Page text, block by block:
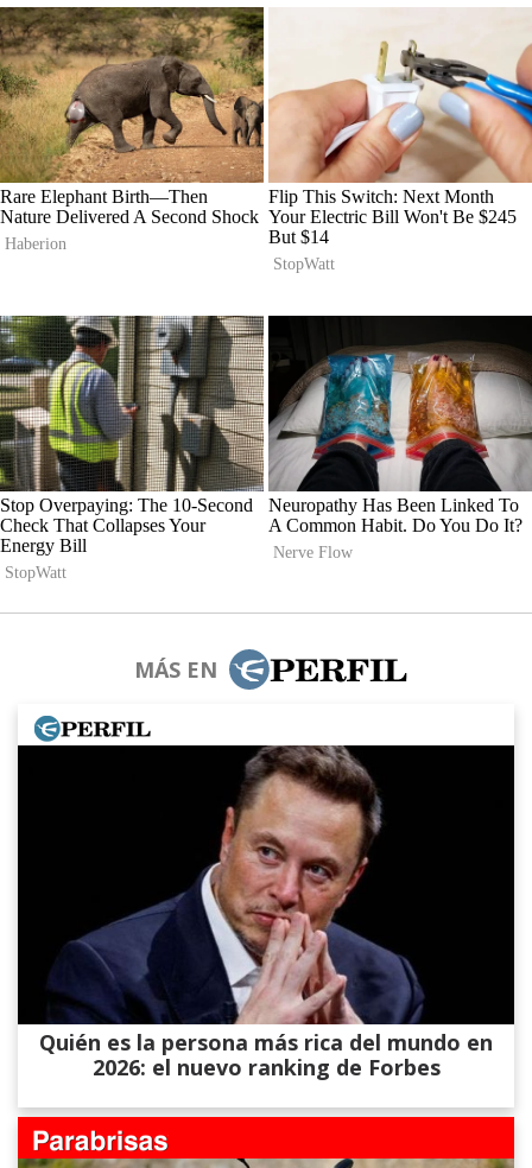
MÁS EN
Quién es la persona más rica del mundo en
2026: el nuevo ranking de Forbes